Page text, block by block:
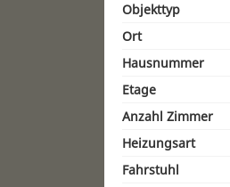
Objekttyp
Ort
Hausnummer
Etage
Anzahl Zimmer
Heizungsart
Fahrstuhl